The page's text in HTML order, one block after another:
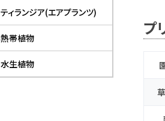
プ
ティランジア(エアプランツ)
熱帯植物
水生植物